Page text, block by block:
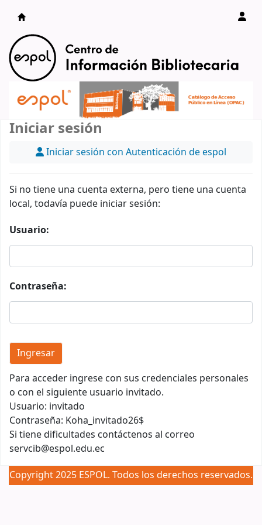
Catálogo en línea
Iniciar sesión
Iniciar sesión con Autenticación de espol
Si no tiene una cuenta externa, pero tiene una cuenta
local, todavía puede iniciar sesión:
Usuario:
Contraseña:
Para acceder ingrese con sus credenciales personales
o con el siguiente usuario invitado.
Usuario: invitado
Contraseña: Koha_invitado26$
Si tiene dificultades contáctenos al correo
servcib@espol.edu.ec
Copyright 2025 ESPOL. Todos los derechos reservados.